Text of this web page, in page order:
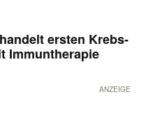
ersten Krebs-
Immuntherapie
ANZEIGE